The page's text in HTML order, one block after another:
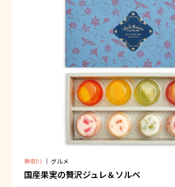
神奈川 ｜ グルメ
国産果実の贅沢ジュレ＆ソルベ